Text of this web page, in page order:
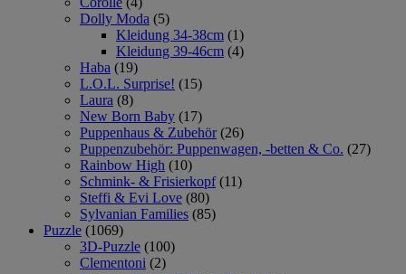
Dolly Moda (5)
Kleidung 34-38cm (1)
Kleidung 39-46cm (4)
Haba (19)
L.O.L. Surprise! (15)
Laura (8)
New Born Baby (17)
Puppenhaus & Zubehör (26)
Puppenzubehör: Puppenwagen, -betten & Co. (27)
Rainbow High (10)
Schmink- & Frisierkopf (11)
Steffi & Evi Love (80)
Sylvanian Families (85)
Puzzle (1069)
3D-Puzzle (100)
Clementoni (2)